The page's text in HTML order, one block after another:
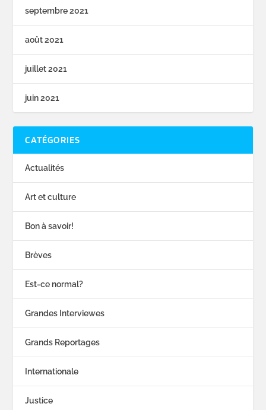
septembre 2021
août 2021
juillet 2021
juin 2021
CATÉGORIES
Actualités
Art et culture
Bon à savoir!
Brèves
Est-ce normal?
Grandes Interviewes
Grands Reportages
Internationale
Justice